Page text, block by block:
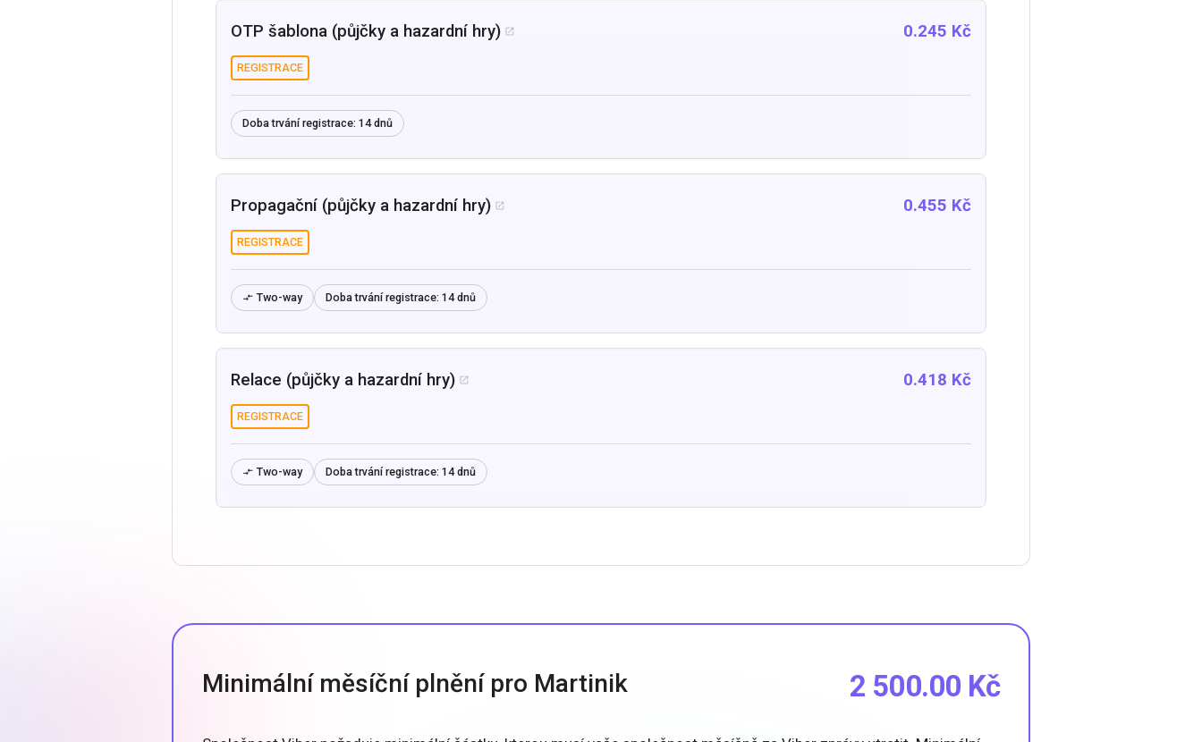
OTP šablona (půjčky a hazardní hry)  0.245 Kč
REGISTRACE
Doba trvání registrace: 14 dnů
Propagační (půjčky a hazardní hry)  0.455 Kč
REGISTRACE
 Two-way Doba trvání registrace: 14 dnů
Relace (půjčky a hazardní hry)  0.418 Kč
REGISTRACE
 Two-way Doba trvání registrace: 14 dnů
Minimální měsíční plnění pro Martinik 2 500.00 Kč